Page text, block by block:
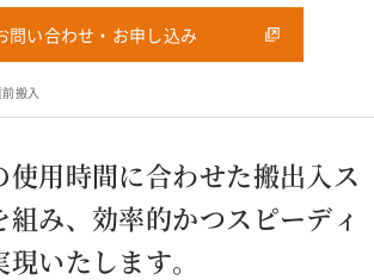
問い合わせ・お申し込み
搬入
使用時間に合わせた搬出入ス
み、 効率的かつスピーディ
いたします。